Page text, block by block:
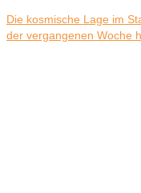
Die kosmische Lage im
der vergangenen Woche